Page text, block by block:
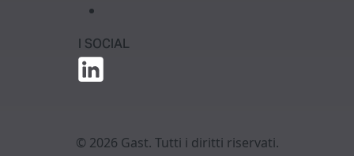
I SOCIAL
© 2026 Gast. Tutti i diritti riservati.